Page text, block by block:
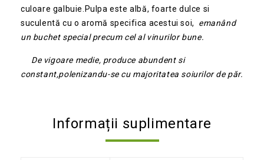
culoare galbuie.Pulpa este albă, foarte dulce si
suculentă cu o aromă specifica acestui soi, emanând
un buchet special precum cel al vinurilor bune.
De vigoare medie, produce abundent si
constant,polenizandu-se cu majoritatea soiurilor de păr.
Informații suplimentare